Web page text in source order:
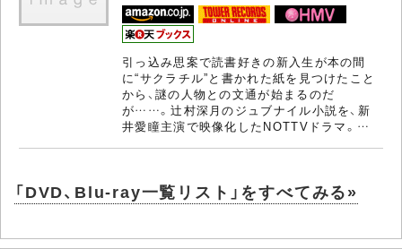
引っ込み思案で読書好きの新入生が本の間
に“サクラチル”と書かれた紙を見つけたこと
から、謎の人物との文通が始まるのだ
が……。辻村深月のジュブナイル小説を、新
井愛瞳主演で映像化したNOTTVドラマ。…
「DVD、Blu-ray一覧リスト」をすべてみる»